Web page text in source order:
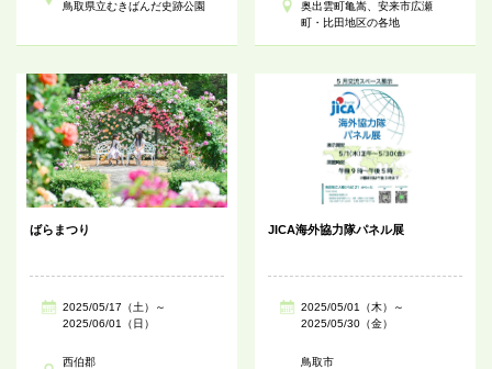
鳥取県立むきばんだ史跡公園
奥出雲町亀嵩、安来市広瀬
町・比田地区の各地
ばらまつり
2025/05/17（土）～
2025/06/01（日）
西伯郡
JICA海外協力隊パネル展
2025/05/01（木）～
2025/05/30（金）
鳥取市